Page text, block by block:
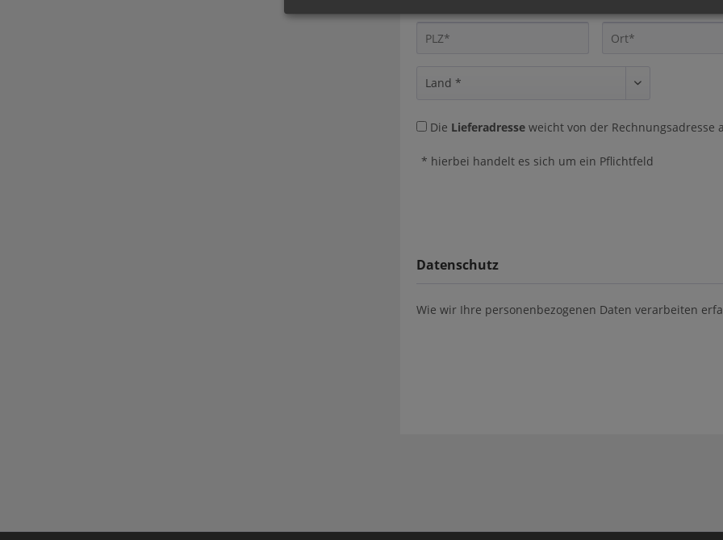
Die Lieferadresseweicht von der Rechnungsadresse
* hierbei handelt es sich um ein Pflichtfeld
Datenschutz
Wie wir Ihre personenbezogenen Daten verarbeiten